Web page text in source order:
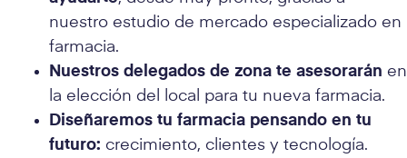
nuestro estudio de mercado especializado en
farmacia.
Nuestros delegados de zona te asesorarán en
la elección del local para tu nueva farmacia.
Diseñaremos tu farmacia pensando en tu
futuro: crecimiento, clientes y tecnología.